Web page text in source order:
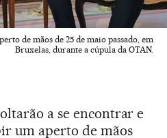
de mãos de 25 de maio passado, em
Bruxelas, durante a cúpula da OTAN.
a se encontrar e
um aperto de mãos